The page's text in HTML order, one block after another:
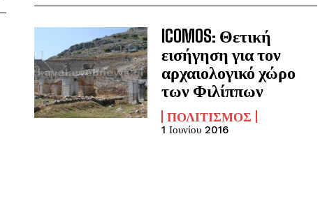
ICOMOS: Θετική
εισήγηση για τον
αρχαιολογικό χώρο
των Φιλίππων
ΠΟΛΙΤΙΣΜΌΣ
1 Ιουνίου 2016